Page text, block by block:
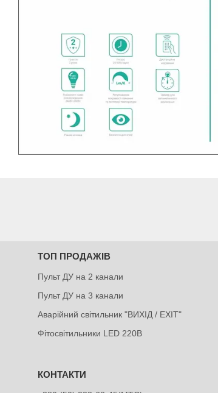
ТОП ПРОДАЖІВ
Пульт ДУ на 2 канали
Пульт ДУ на 3 канали
Аварійний світильник "ВИХІД / EXIT"
Фітосвітильники LED 220В